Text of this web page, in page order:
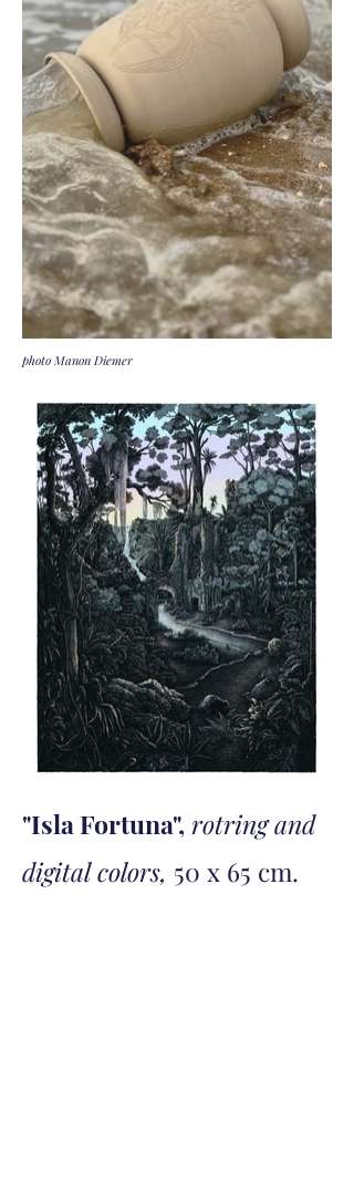
photo Manon Diemer
"Isla Fortuna", rotring and
digital colors, 50 x 65 cm.